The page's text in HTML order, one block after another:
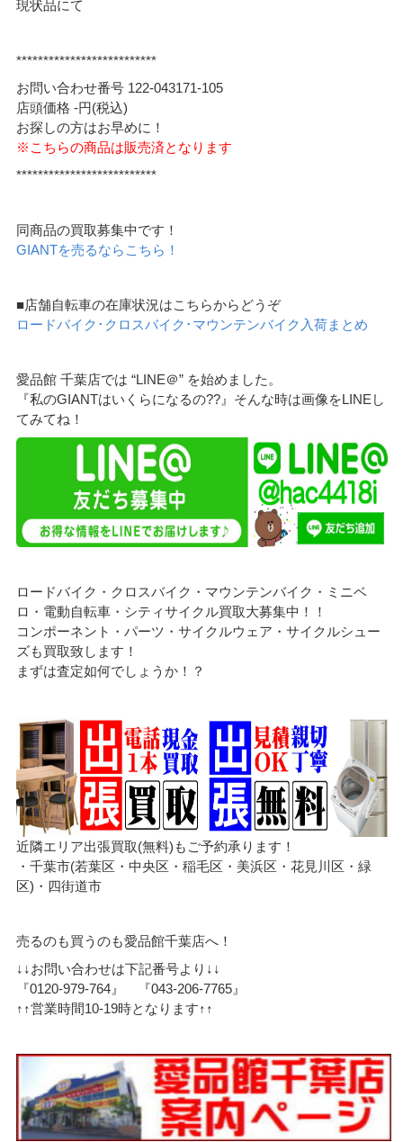
現状品にて
**************************
お問い合わせ番号 122-043171-105
店頭価格 -円(税込)
お探しの方はお早めに！
※こちらの商品は販売済となります
**************************
同商品の買取募集中です！
GIANTを売るならこちら！
■店舗自転車の在庫状況はこちらからどうぞ
ロードバイク･クロスバイク･マウンテンバイク入荷まとめ
愛品館 千葉店では “LINE＠” を始めました。
『私のGIANTはいくらになるの??』そんな時は画像をLINEし
てみてね！
ロードバイク・クロスバイク・マウンテンバイク・ミニベ
ロ・電動自転車・シティサイクル買取大募集中！！
コンポーネント・パーツ・サイクルウェア・サイクルシュー
ズも買取致します！
まずは査定如何でしょうか！？
近隣エリア出張買取(無料)もご予約承ります！
・千葉市(若葉区・中央区・稲毛区・美浜区・花見川区・緑
区)・四街道市
売るのも買うのも愛品館千葉店へ！
↓↓お問い合わせは下記番号より↓↓
『0120-979-764』 『043-206-7765』
↑↑営業時間10-19時となります↑↑